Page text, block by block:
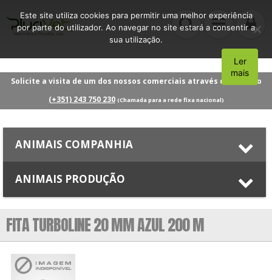
Solicite a visita de um dos nossos comerciais através do número
(+351) 243 750 230 (Chamada para a rede fixa nacional)
ANIMAIS COMPANHIA
ANIMAIS PRODUÇÃO
FITA TURBOLINE 20 MM AZUL 200 M
Este site utiliza cookies para permitir uma melhor experiência
por parte do utilizador. Ao navegar no site estará a consentir a
sua utilização.
Aceito
Ler
mais